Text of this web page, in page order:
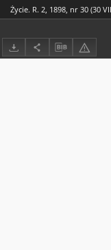
Życie. R. 2, 1898, nr 30 (30